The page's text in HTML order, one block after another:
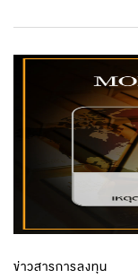
ข่าวสารการลงทุน